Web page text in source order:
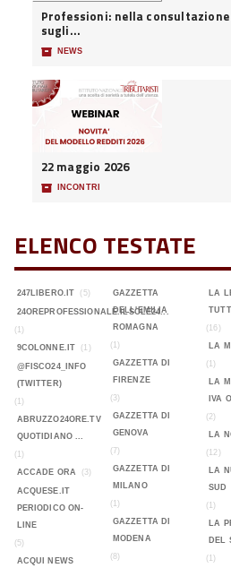
Professioni: nella consultazione
sugli...
📦 NEWS
22 maggio 2026
📦 INCONTRI
ELENCO TESTATE
247LIBERO.IT (5)
24OREPROFESSIONALE.ILSOLE24...
(1)
9COLONNE.IT
(1)
@FISCO24_INFO
(TWITTER)
(1)
ABRUZZO24ORE.TV
QUOTIDIANO ...
(1)
ACCADE ORA
(3)
ACQUESE.IT
PERIODICO ON-
LINE
(5)
ACQUI NEWS
GAZZETTA
DELL'EMILIA
ROMAGNA
(1)
GAZZETTA DI
FIRENZE
(3)
GAZZETTA DI
GENOVA
(7)
GAZZETTA DI
MILANO
(1)
GAZZETTA DI
MODENA
(8)
LA
(16)
LA
(1)
LA
IVA
(2)
LA
(12)
LA
SUD
(1)
LA
DEL
(1)